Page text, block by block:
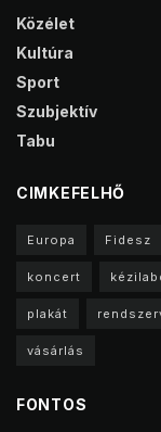
Közélet
Kultúra
Sport
Szubjektív
Tabu
CIMKEFELHŐ
Europa Fidesz
koncert
plakát
vásárlás
FONTOS